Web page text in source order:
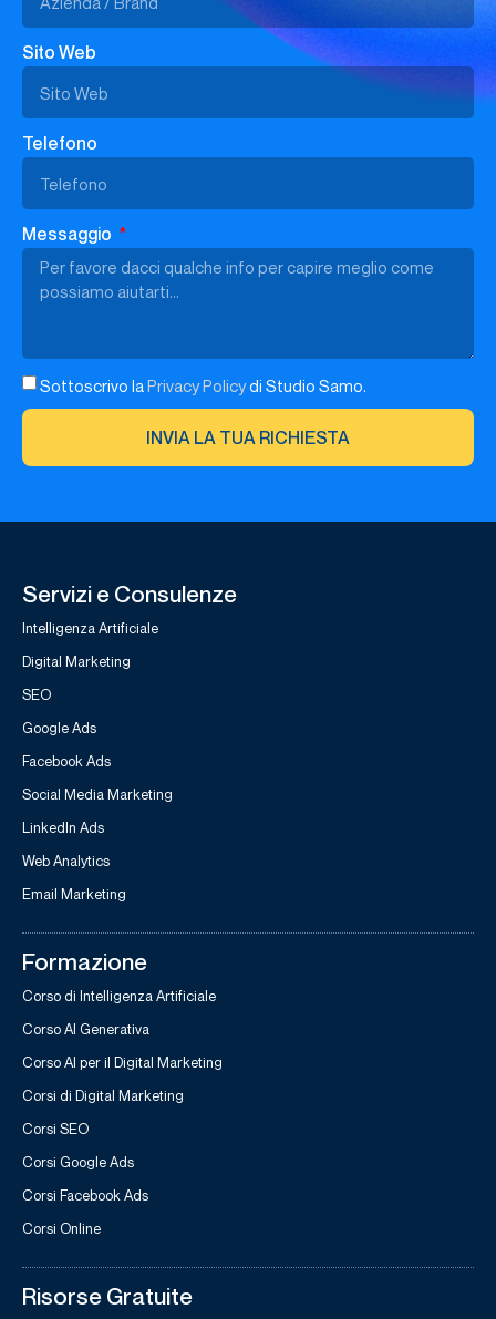
Sito Web
Telefono
Messaggio
Sottoscrivo laPrivacy Policydi Studio Samo.
INVIA LA TUA RICHIESTA
Servizi e Consulenze
Intelligenza Artificiale
Digital Marketing
SEO
Google Ads
Facebook Ads
Social Media Marketing
LinkedIn Ads
Web Analytics
Email Marketing
Formazione
Corso di Intelligenza Artificiale
Corso AI Generativa
Corso AI per il Digital Marketing
Corsi di Digital Marketing
Corsi SEO
Corsi Google Ads
Corsi Facebook Ads
Corsi Online
Risorse Gratuite